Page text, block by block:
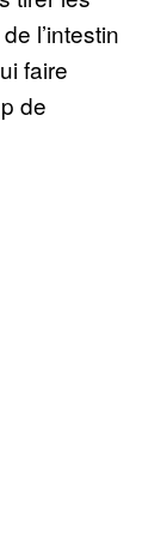
l’intestin
faire
de